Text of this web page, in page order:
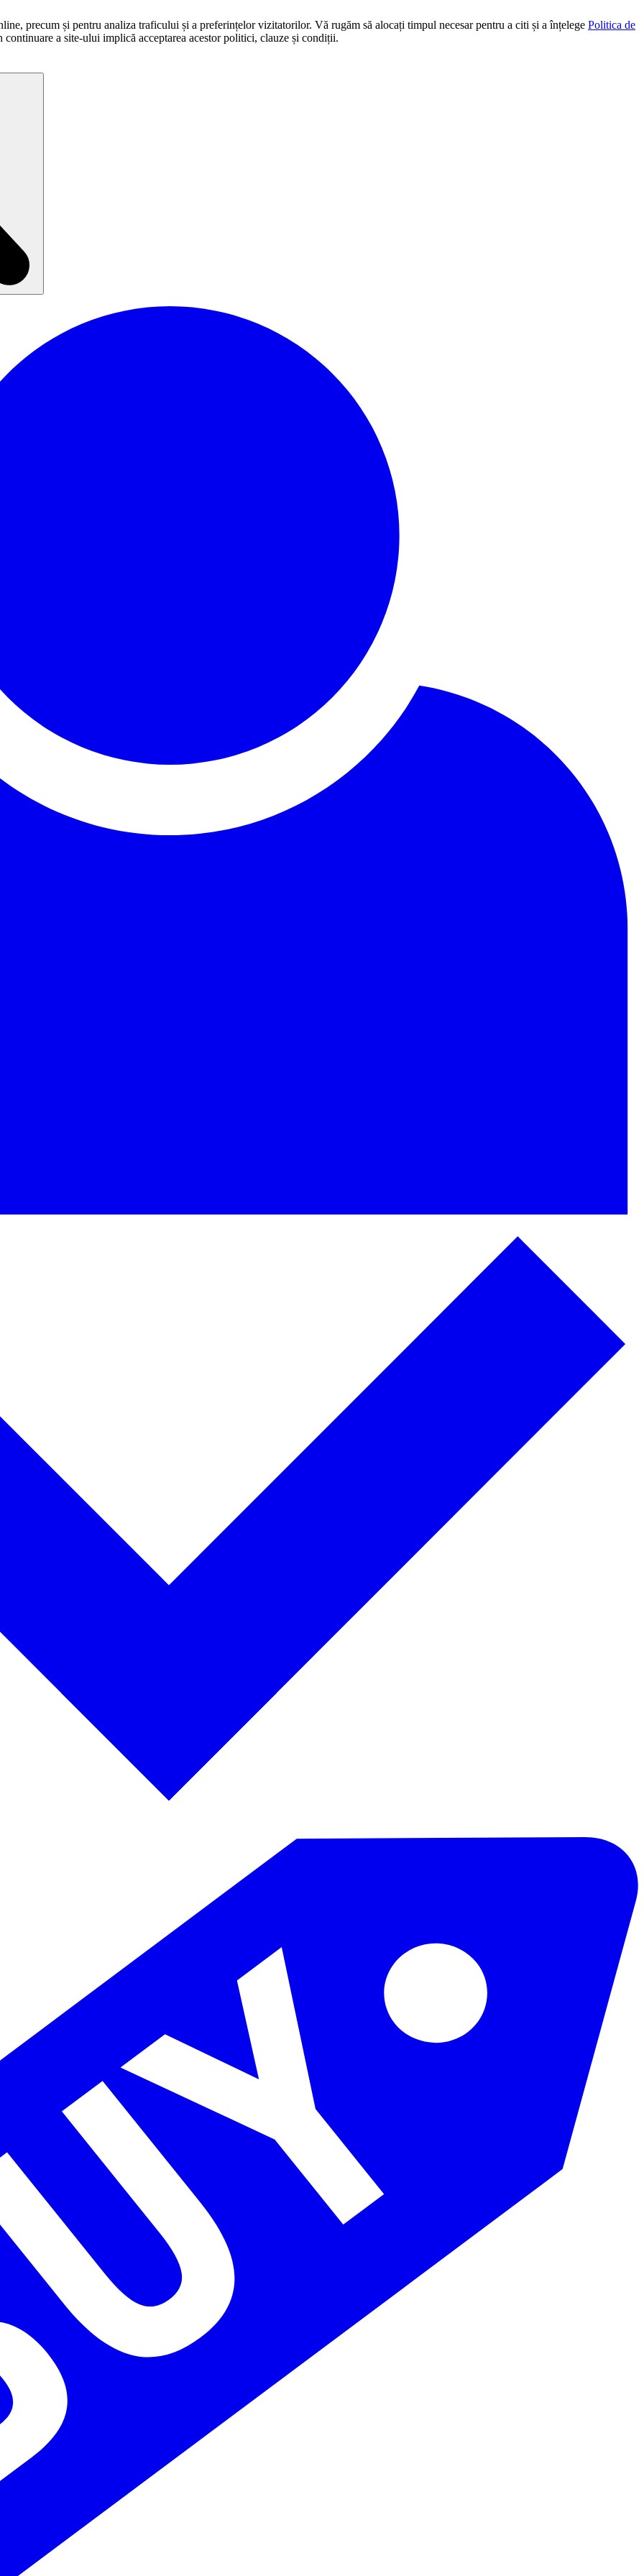
precum și pentru analiza traficului și a preferințelor vizitatorilor. Vă rugăm să alocați timpul necesar pentru a citi și a înțelege Politica de
continuare a site-ului implică acceptarea acestor politici, clauze și condiții.